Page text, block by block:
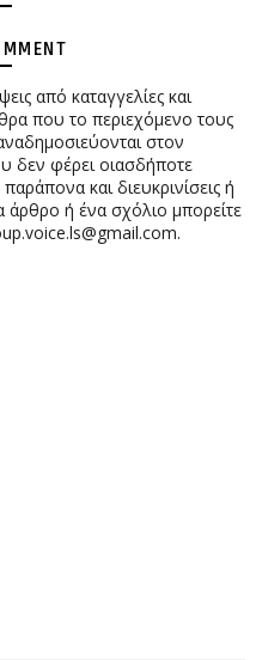
από καταγγελίες και
που το περιεχόμενο τους
στον
δεν φέρει οιασδήποτε
και διευκρινίσεις ή
άρθρο ή ένα σχόλιο μπορείτε